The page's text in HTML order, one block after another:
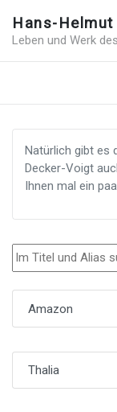
Hans-
Leben und Werk
Natürlich gibt es
Decker-Voigt
Ihnen mal ein
Im Titel und Alias
Amazon
Thalia